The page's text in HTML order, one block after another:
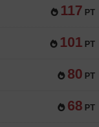
117 PT
101 PT
80 PT
68 PT